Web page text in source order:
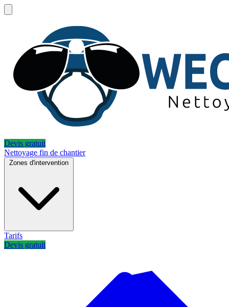
Devis gratuit
Nettoyage fin de chantier
Zones d'intervention
Tarifs
Devis gratuit